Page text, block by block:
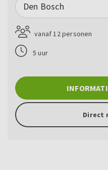
Den Bosch
vanaf 12 personen
5 uur
Direct